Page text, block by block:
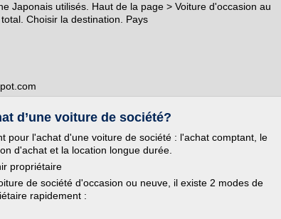
Japonais utilisés. Haut de la page > Voiture d'occasion au
Choisir la destination. Pays
d’une voiture de société?
pour l'achat d'une voiture de société : l'achat comptant, le
d'achat et la location longue durée.
propriétaire
de société d'occasion ou neuve, il existe 2 modes de
rapidement :